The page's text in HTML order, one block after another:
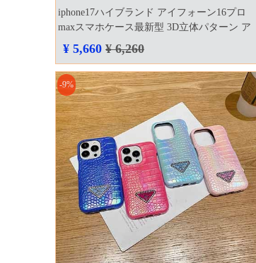
iphone17ハイブランド アイフォーン16プロ
maxスマホケース最新型 3D立体パターン ア
イホン14 韓国 ケース
¥ 5,660 ¥ 6,260
-9%